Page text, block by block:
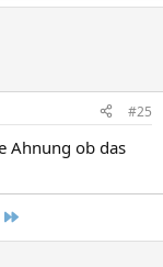
#25
Ahnung ob das